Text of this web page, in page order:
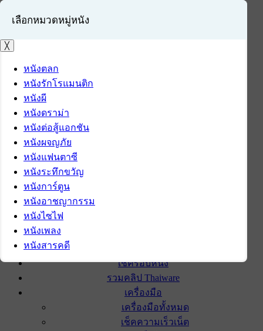
เข้าสู่ระบบ
สมัครสมาชิก
เช็ครอบหนัง
รวมคลิป Thaiware
เครื่องมือ
เครื่องมือทั้งหมด
เช็คความเร็วเน็ต
เลือกหมวดหมู่หนัง
╳
หนังตลก
หนังรักโรแมนติก
หนังผี
หนังดราม่า
หนังต่อสู้แอกชัน
หนังผจญภัย
หนังแฟนตาซี
หนังระทึกขวัญ
หนังการ์ตูน
หนังอาชญากรรม
หนังไซไฟ
หนังเพลง
หนังสารคดี